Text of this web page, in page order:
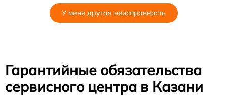
У меня другая неисправность
Гарантийные обязательства
сервисного центра в Казани